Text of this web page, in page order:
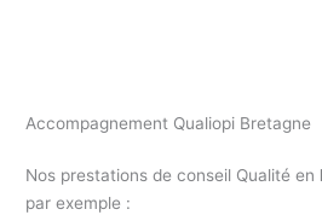
Accompagnement Qualiopi Bretagne
Nos prestations de conseil Qualité en
par exemple :